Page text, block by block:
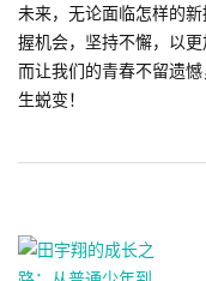
未来，无论面临怎样的
握机会，坚持不懈，以
而让我们的青春不留遗
生蜕变！